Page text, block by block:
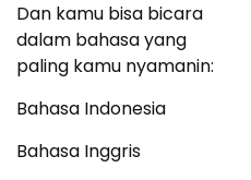
Dan kamu bisa bicara
dalam bahasa yang
paling kamu nyamanin:
Bahasa Indonesia
Bahasa Inggris